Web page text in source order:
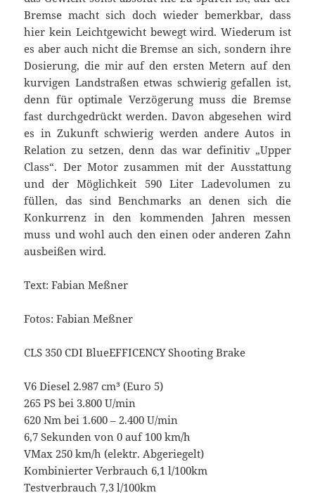
Bremse macht sich doch wieder bemerkbar, dass
hier kein Leichtgewicht bewegt wird. Wiederum ist
es aber auch nicht die Bremse an sich, sondern ihre
Dosierung, die mir auf den ersten Metern auf den
kurvigen Landstraßen etwas schwierig gefallen ist,
denn für optimale Verzögerung muss die Bremse
fast durchgedrückt werden. Davon abgesehen wird
es in Zukunft schwierig werden andere Autos in
Relation zu setzen, denn das war definitiv „Upper
Class“. Der Motor zusammen mit der Ausstattung
und der Möglichkeit 590 Liter Ladevolumen zu
füllen, das sind Benchmarks an denen sich die
Konkurrenz in den kommenden Jahren messen
muss und wohl auch den einen oder anderen Zahn
ausbeißen wird.
Text: Fabian Meßner
Fotos: Fabian Meßner
CLS 350 CDI BlueEFFICENCY Shooting Brake
V6 Diesel 2.987 cm³ (Euro 5)
265 PS bei 3.800 U/min
620 Nm bei 1.600 – 2.400 U/min
6,7 Sekunden von 0 auf 100 km/h
VMax 250 km/h (elektr. Abgeriegelt)
Kombinierter Verbrauch 6,1 l/100km
Testverbrauch 7,3 l/100km